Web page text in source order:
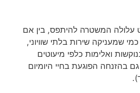
עלולה המשטרה להיתפס, בין אם
שמעניקה שירות בלתי שוויוני,
ואלימות כלפי מיעוטים
בהזנחה הפוגעת בחיי היומיום